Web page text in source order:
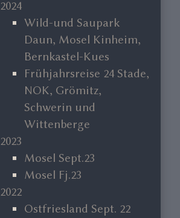
2024
Wild-und Saupark
Daun, Mosel Kinheim,
Bernkastel-Kues
Frühjahrsreise 24 Stade,
NOK, Grömitz,
Schwerin und
Wittenberge
2023
Mosel Sept.23
Mosel Fj.23
2022
Ostfriesland Sept. 22